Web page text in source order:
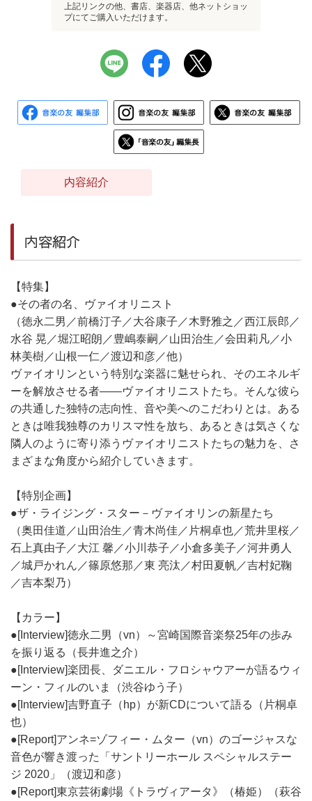
上記リンクの他、書店、楽器店、他ネットショッ
プにてご購入いただけます。
内容紹介
内容紹介
【特集】
●その者の名、ヴァイオリニスト
（徳永二男／前橋汀子／大谷康子／木野雅之／西江辰郎／
水谷 晃／堀江昭朗／豊嶋泰嗣／山田治生／会田莉凡／小
林美樹／山根一仁／渡辺和彦／他）
ヴァイオリンという特別な楽器に魅せられ、そのエネルギ
ーを解放させる者――ヴァイオリニストたち。そんな彼ら
の共通した独特の志向性、音や美へのこだわりとは。ある
ときは唯我独尊のカリスマ性を放ち、あるときは気さくな
隣人のように寄り添うヴァイオリニストたちの魅力を、さ
まざまな角度から紹介していきます。
【特別企画】
●ザ・ライジング・スター－ヴァイオリンの新星たち
（奥田佳道／山田治生／青木尚佳／片桐卓也／荒井里桜／
石上真由子／大江 馨／小川恭子／小倉多美子／河井勇人
／城戸かれん／篠原悠那／東 亮汰／村田夏帆／吉村妃鞠
／吉本梨乃）
【カラー】
●[Interview]徳永二男（vn）～宮崎国際音楽祭25年の歩み
を振り返る（長井進之介）
●[Interview]楽団長、ダニエル・フロシャウアーが語るウィ
ーン・フィルのいま（渋谷ゆう子）
●[Interview]吉野直子（hp）が新CDについて語る（片桐卓
也）
●[Report]アンネ=ゾフィー・ムター（vn）のゴージャスな
音色が響き渡った「サントリーホール スペシャルステー
ジ 2020」（渡辺和彦）
●[Report]東京芸術劇場《トラヴィアータ》（椿姫）（萩谷